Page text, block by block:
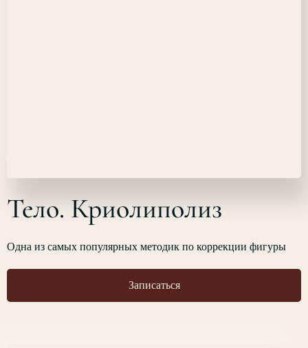
Тело. Криолиполиз
Одна из самых популярных методик по коррекции фигуры
Записаться